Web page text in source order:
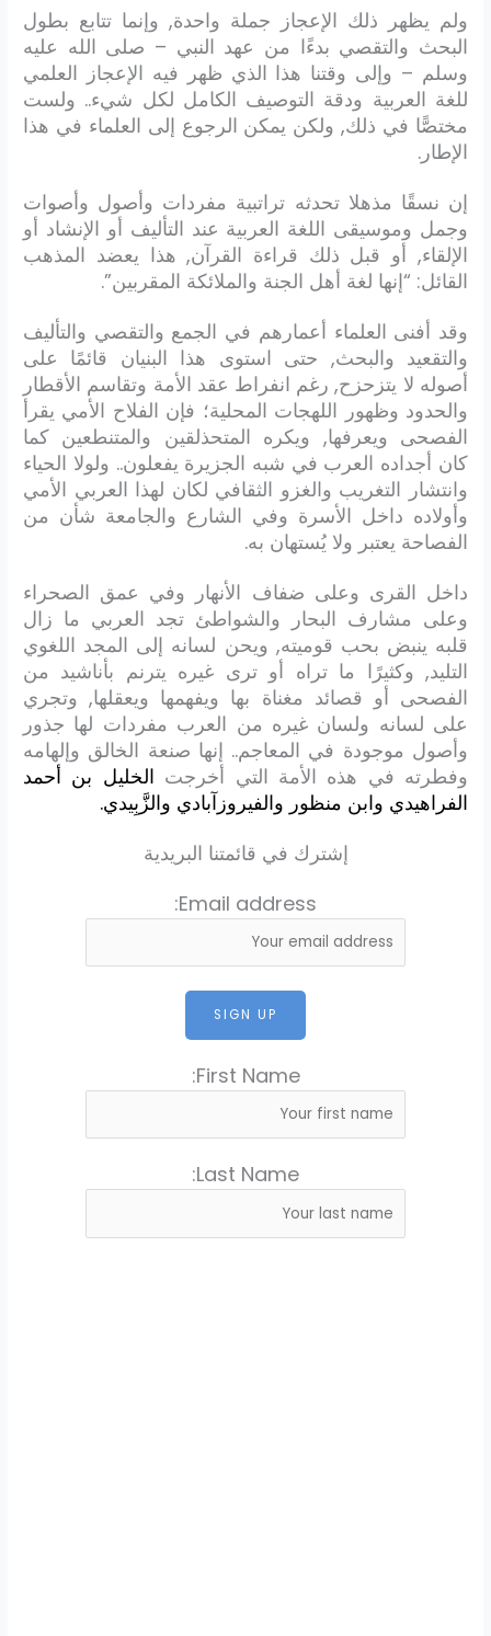
ولم يظهر ذلك الإعجاز جملة واحدة, وإنما تتابع بطول
البحث والتقصي بدءًا من عهد النبي – صلى الله عليه
وسلم – وإلى وقتنا هذا الذي ظهر فيه الإعجاز العلمي
للغة العربية ودقة التوصيف الكامل لكل شيء.. ولست
مختصًّا في ذلك, ولكن يمكن الرجوع إلى العلماء في هذا
الإطار.
إن نسقًا مذهلا تحدثه تراتبية مفردات وأصول وأصوات
وجمل وموسيقى اللغة العربية عند التأليف أو الإنشاد أو
الإلقاء, أو قبل ذلك قراءة القرآن, هذا يعضد المذهب
القائل: “إنها لغة أهل الجنة والملائكة المقربين”.
وقد أفنى العلماء أعمارهم في الجمع والتقصي والتأليف
والتقعيد والبحث, حتى استوى هذا البنيان قائمًا على
أصوله لا يتزحزح, رغم انفراط عقد الأمة وتقاسم الأقطار
والحدود وظهور اللهجات المحلية؛ فإن الفلاح الأمي يقرأ
الفصحى ويعرفها, ويكره المتحذلقين والمتنطعين كما
كان أجداده العرب في شبه الجزيرة يفعلون.. ولولا الحياء
وانتشار التغريب والغزو الثقافي لكان لهذا العربي الأمي
وأولاده داخل الأسرة وفي الشارع والجامعة شأن من
الفصاحة يعتبر ولا يُستهان به.
داخل القرى وعلى ضفاف الأنهار وفي عمق الصحراء
وعلى مشارف البحار والشواطئ تجد العربي ما زال
قلبه ينبض بحب قوميته, ويحن لسانه إلى المجد اللغوي
التليد, وكثيرًا ما تراه أو ترى غيره يترنم بأناشيد من
الفصحى أو قصائد مغناة بها ويفهمها ويعقلها, وتجري
على لسانه ولسان غيره من العرب مفردات لها جذور
وأصول موجودة في المعاجم.. إنها صنعة الخالق وإلهامه
وفطرته في هذه الأمة التي أخرجت الخليل بن أحمد
الفراهيدي وابن منظور والفيروزآبادي والزَّبِيدي.
إشترك في قائمتنا البريدية
Email address:
First Name:
Last Name: